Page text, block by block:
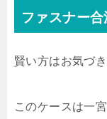
ファスナー合
賢い方はお気づ
このケースは一